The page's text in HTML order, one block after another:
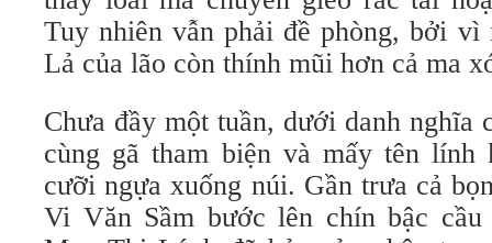
Tuy nhiên vẫn phải đề phòng, bởi
Lả của lão còn thính mũi hơn cả ma
Chưa đầy một tuần, dưới danh nghĩa
cùng gã tham biện và mấy tên lính
cưỡi ngựa xuống núi. Gần trưa cả
Vi Văn Sầm bước lên chín bậc